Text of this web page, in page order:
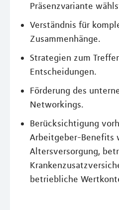
Präsenzvariante
Verständnis für
Zusammenhänge.
Strategien zum
Entscheidungen.
Förderung des
Networkings.
Berücksichtigung
Arbeitgeber-Benefits
Altersversorgung,
betriebliche